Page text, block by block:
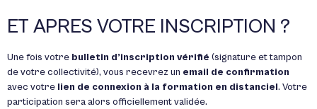
ET APRES VOTRE INSCRIPTION ?
Une fois votre bulletin d’inscription vérifié (signature et tampon
de votre collectivité), vous recevrez un email de confirmation
avec votre lien de connexion à la formation en distanciel. Votre
participation sera alors officiellement validée.